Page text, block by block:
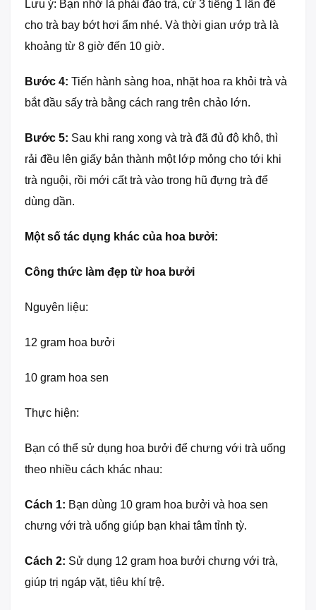
Lưu ý: Bạn nhớ là phải đảo trà, cứ 3 tiếng 1 lần để
cho trà bay bớt hơi ẩm nhé. Và thời gian ướp trà là
khoảng từ 8 giờ đến 10 giờ.
Bước 4: Tiến hành sàng hoa, nhặt hoa ra khỏi trà và
bắt đầu sấy trà bằng cách rang trên chảo lớn.
Bước 5: Sau khi rang xong và trà đã đủ độ khô, thì
rải đều lên giấy bản thành một lớp mỏng cho tới khi
trà nguội, rồi mới cất trà vào trong hũ đựng trà để
dùng dần.
Một số tác dụng khác của hoa bưởi:
Công thức làm đẹp từ hoa bưởi
Nguyên liệu:
12 gram hoa bưởi
10 gram hoa sen
Thực hiện:
Bạn có thể sử dụng hoa bưởi để chưng với trà uống
theo nhiều cách khác nhau:
Cách 1: Bạn dùng 10 gram hoa bưởi và hoa sen
chưng với trà uống giúp bạn khai tâm tỉnh tỳ.
Cách 2: Sử dụng 12 gram hoa bưởi chưng với trà,
giúp trị ngáp vặt, tiêu khí trệ.